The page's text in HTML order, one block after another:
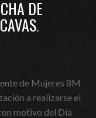
DE
de Mujeres 8M
a realizarse el
motivo del Día